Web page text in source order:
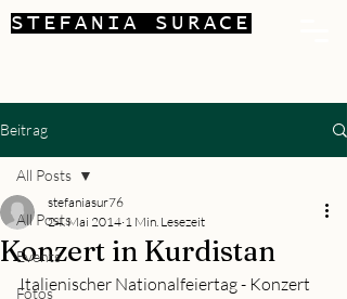
STEFANIA SURACE
Beitrag
All Posts
Events
Fotos
All Posts
Konzert in Kurdistan
stefaniasur76
24. Mai 2014 1 Min. Lesezeit
Italienischer Nationalfeiertag - Konzert